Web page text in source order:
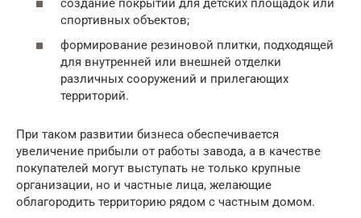
создание покрытий для детских площадок или
спортивных объектов;
формирование резиновой плитки, подходящей
для внутренней или внешней отделки
различных сооружений и прилегающих
территорий.
При таком развитии бизнеса обеспечивается
увеличение прибыли от работы завода, а в качестве
покупателей могут выступать не только крупные
организации, но и частные лица, желающие
облагородить территорию рядом с частным домом.